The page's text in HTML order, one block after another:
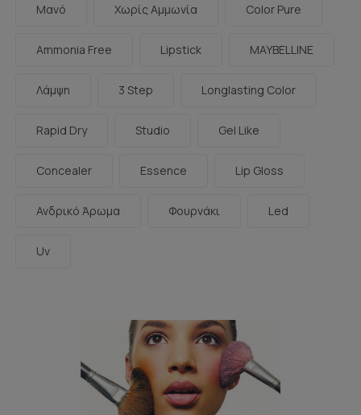
Μανό Χωρίς Αμμωνία Color Pure
Ammonia Free Lipstick MAYBELLINE
Λάμψη 3 Step Longlasting Color
Rapid Dry Studio Gel Like
Concealer Essence Lip Gloss
Ανδρικό Άρωμα Φουρνάκι Led
Uv